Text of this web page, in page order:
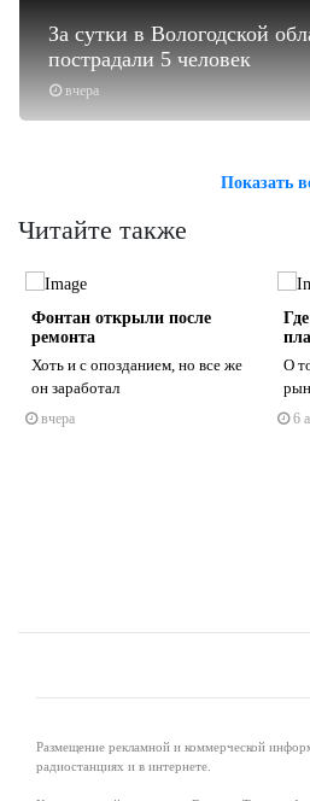
вчера
За сутки в Вологодской
пострадали 5 человек
Показать
Читайте также
Фонтан открыли после
ремонта
Хоть и с опозданием, но все же
он заработал
вчера
О
6
Размещение рекламной и коммерческой
радиостанциях и в интернете.